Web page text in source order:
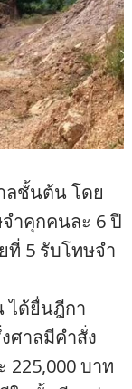
ลชั้นต้น โดย
ำคุกคนละ 6 ปี
ที่ 5 รับโทษจำ
ได้ยื่นฎีกา
ศาลมีคำสั่ง
225,000 บาท